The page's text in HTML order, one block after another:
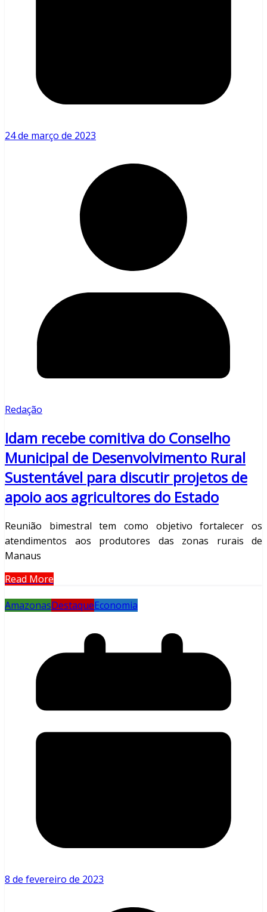
24 de março de 2023
Redação
Idam recebe comitiva do Conselho
Municipal de Desenvolvimento Rural
Sustentável para discutir projetos de
apoio aos agricultores do Estado
Reunião bimestral tem como objetivo fortalecer os
atendimentos aos produtores das zonas rurais de
Manaus
Read More
AmazonasDestaqueEconomia
8 de fevereiro de 2023